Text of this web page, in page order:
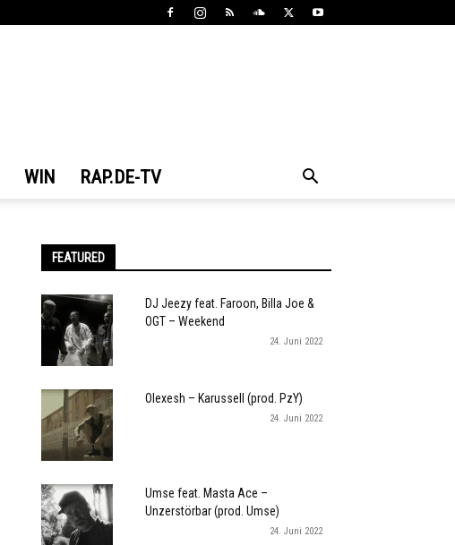
WIN RAP.DE-TV
FEATURED
DJ Jeezy feat. Faroon, Billa Joe &
OGT – Weekend
24. Juni 2022
Olexesh – Karussell (prod. PzY)
24. Juni 2022
Umse feat. Masta Ace –
Unzerstörbar (prod. Umse)
24. Juni 2022